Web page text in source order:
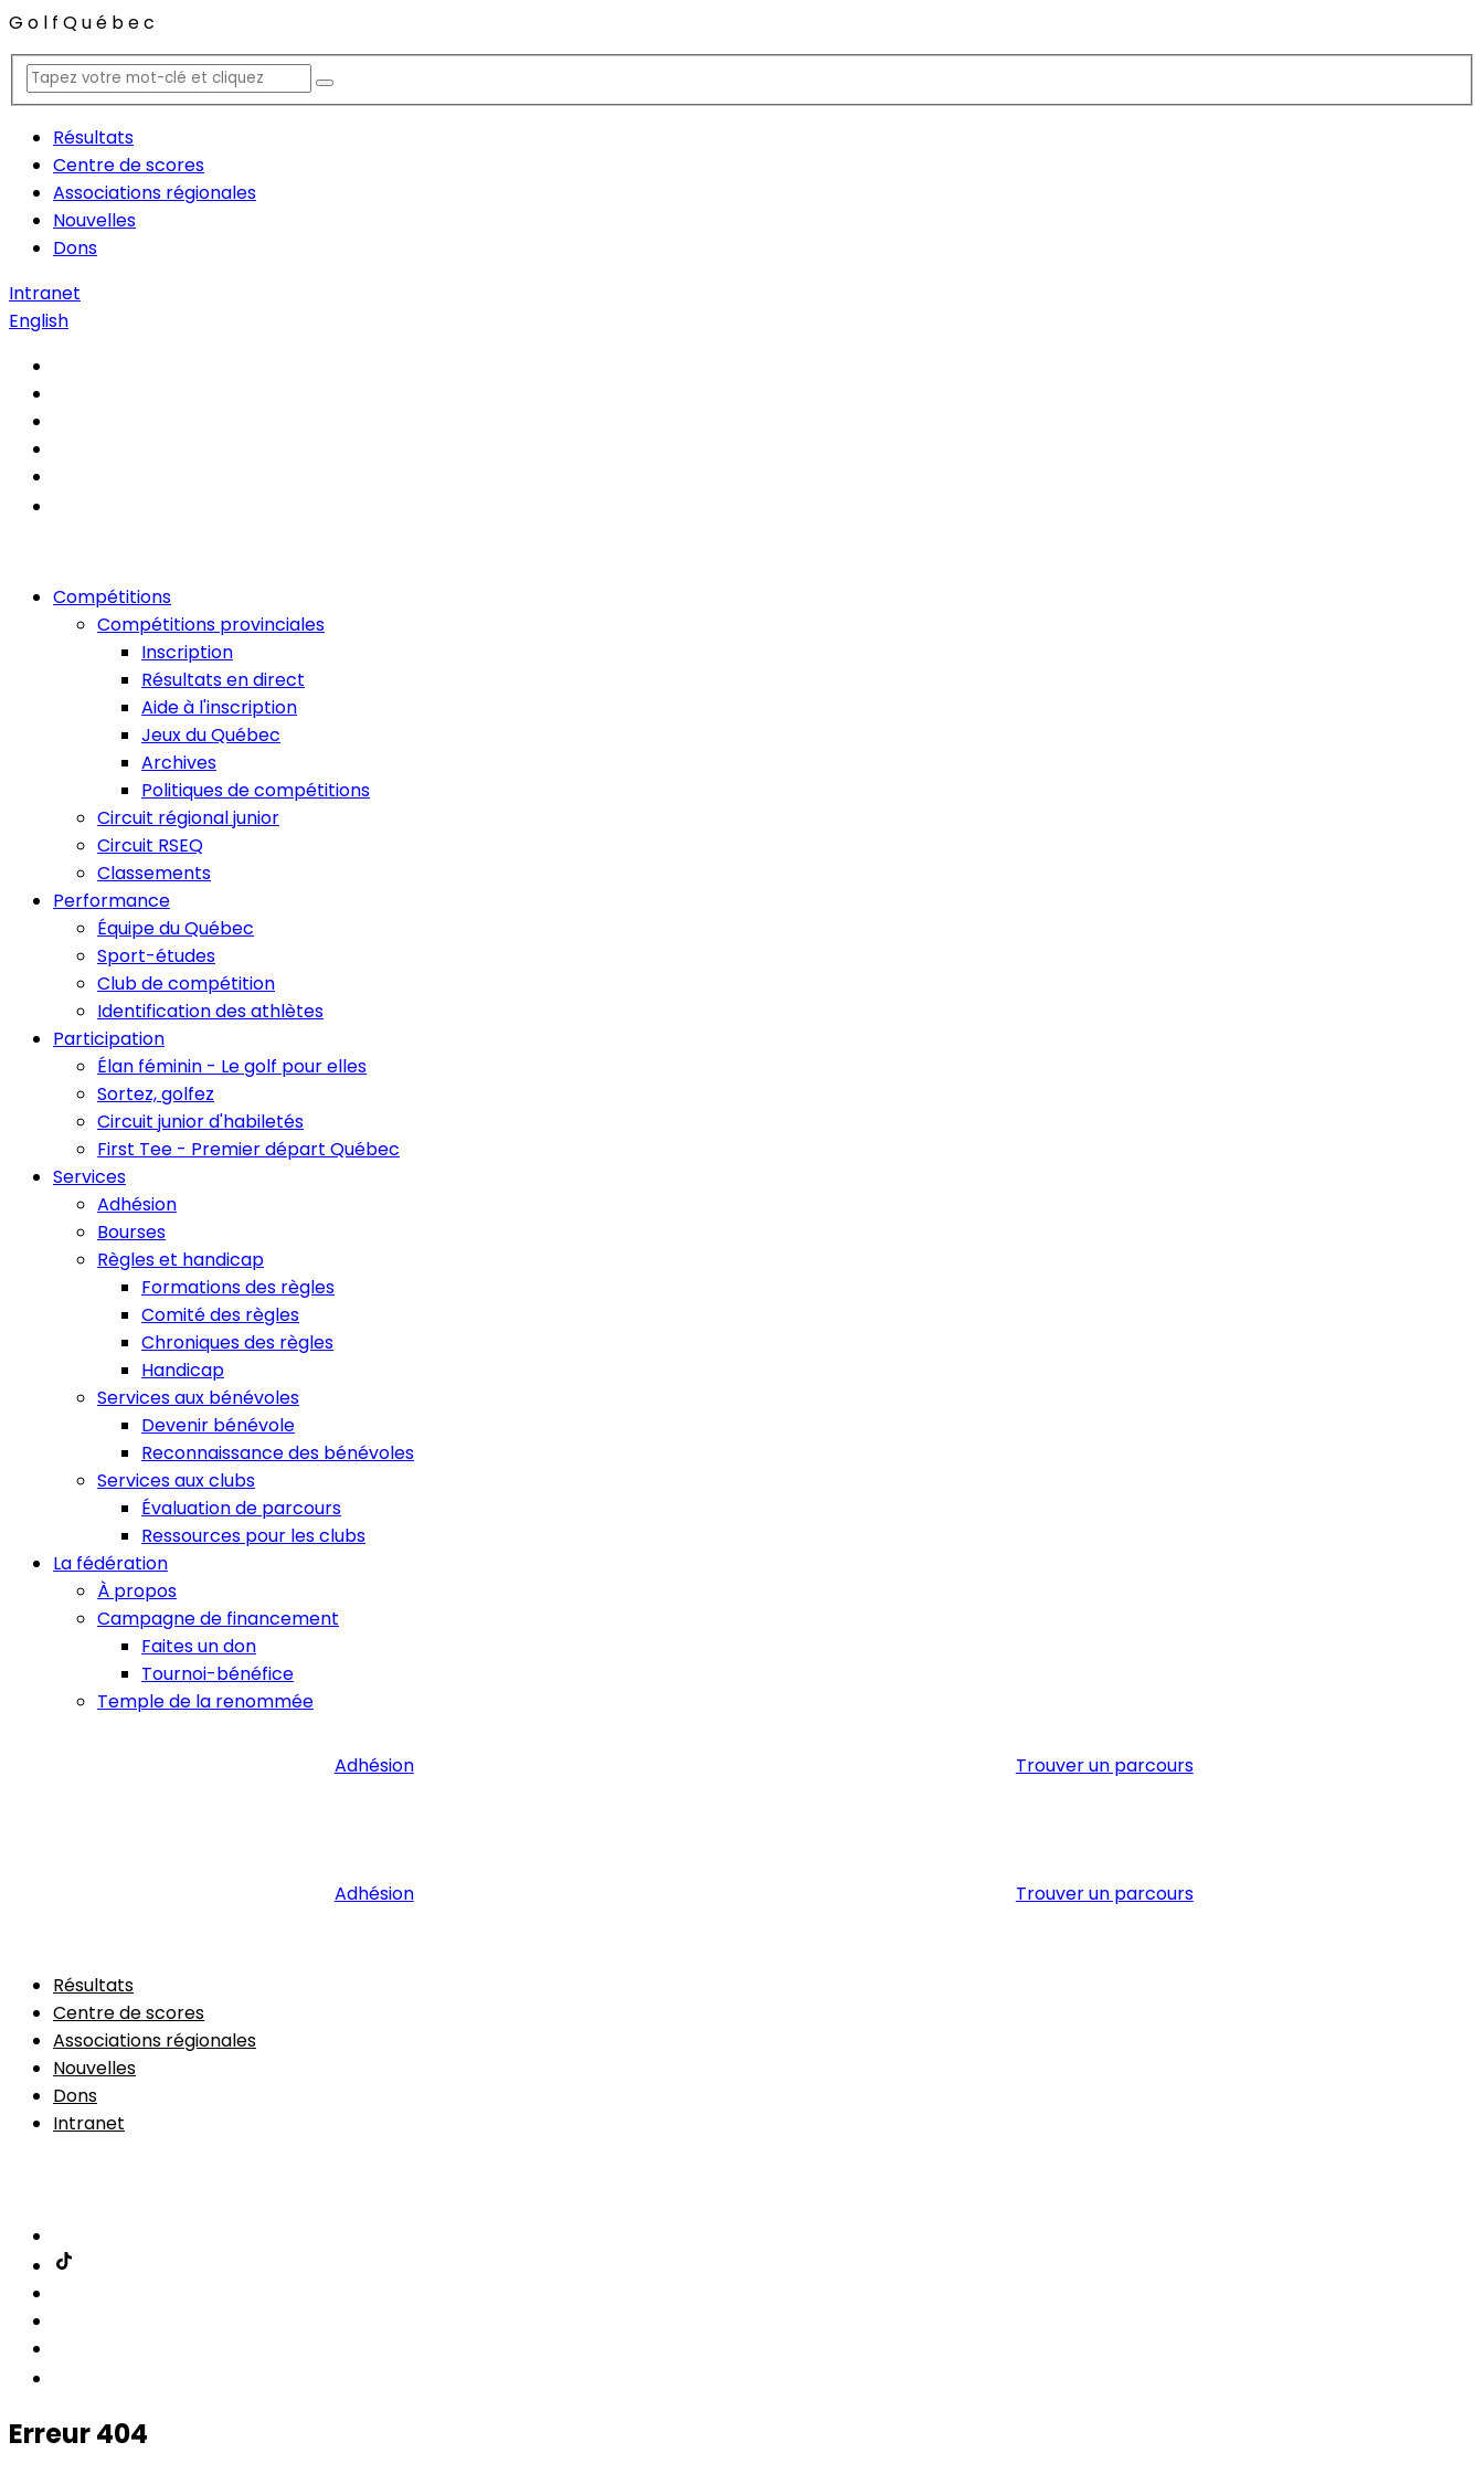
G o l f Qué bec
Résultats
Centre de scores
Associations régionales
Nouvelles
Dons
Intranet
English
Compétitions
Compétitions provinciales
Inscription
Résultats en direct
Aide à l'inscription
Jeux du Québec
Archives
Politiques de compétitions
Circuit régional junior
Circuit RSEQ
Classements
Performance
Équipe du Québec
Sport-études
Club de compétition
Identification des athlètes
Participation
Élan féminin - Le golf pour elles
Sortez, golfez
Circuit junior d'habiletés
First Tee - Premier départ Québec
Services
Adhésion
Bourses
Règles et handicap
Formations des règles
Comité des règles
Chroniques des règles
Handicap
Services aux bénévoles
Devenir bénévole
Reconnaissance des bénévoles
Services aux clubs
Évaluation de parcours
Ressources pour les clubs
La fédération
À propos
Campagne de financement
Faites un don
Tournoi-bénéfice
Temple de la renommée
Adhésion Trouver un parcours
Adhésion Trouver un parcours
Résultats
Centre de scores
Associations régionales
Nouvelles
Dons
Intranet
Erreur 404